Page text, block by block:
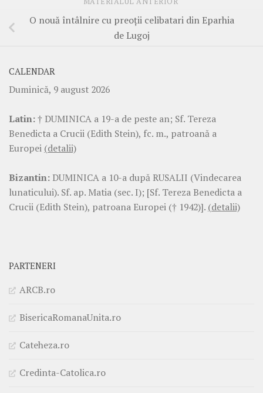
O nouă întâlnire cu preoții celibatari din Eparhia
de Lugoj
CALENDAR
Duminică, 9 august 2026
Latin:† DUMINICA a 19-a de peste an; Sf. Tereza
Benedicta a Crucii (Edith Stein), fc. m., patroană a
Europei (detalii)
Bizantin: DUMINICA a 10-a după RUSALII (Vindecarea
lunaticului). Sf. ap. Matia (sec. I); [Sf. Tereza Benedicta a
Crucii (Edith Stein), patroana Europei († 1942)]. (detalii)
PARTENERI
ARCB.ro
BisericaRomanaUnita.ro
Cateheza.ro
Credinta-Catolica.ro